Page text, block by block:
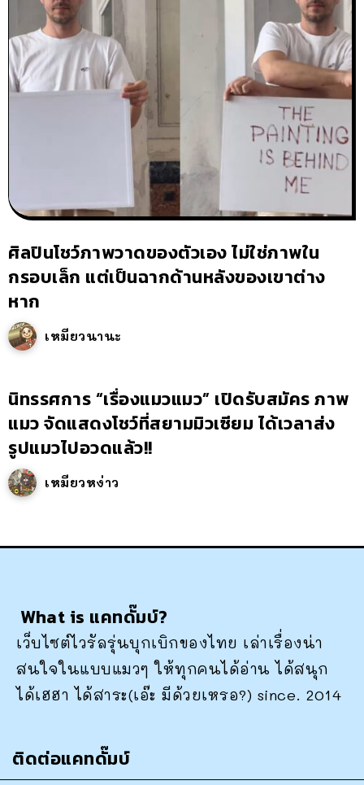
ศิลปินโชว์ภาพวาดของตัวเอง ไม่ใช่ภาพใน
กรอบเล็ก แต่เป็นฉากด้านหลังของเขาต่าง
หาก
เหมียวนานะ
นิทรรศการ “เรื่องแมวแมว” เปิดรับสมัคร ภาพ
แมว จัดแสดงโชว์ที่สยามมิวเซียม ได้เวลาส่ง
รูปแมวไปอวดแล้ว!!
เหมียวหง่าว
What is แคทดั๊มบ์?
เว็บไซต์ไวรัลรุ่นบุกเบิกของไทย เล่าเรื่องน่า
สนใจในแบบแมวๆ ให้ทุกคนได้อ่าน ได้สนุก
ได้เฮฮา ได้สาระ(เอ๊ะ มีด้วยเหรอ?) since. 2014
ติดต่อแคทดั๊มบ์